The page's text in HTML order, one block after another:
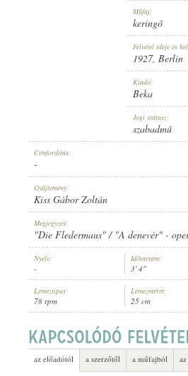
ELŐADÓ: EDITH LORAND ORCHESTER
B. 6094-II
Műfaj:
keringő
Felvétel ideje és
1927, Berlin
Kiadó:
Beka
Jogi státusz:
szabadmű
Címfordítás:
-
Gyűjtemény:
Kiss Gábor Zoltán
Megjegyzés:
"Die Fledermaus" / "A denevér" -
Nyelv:
-
Időtartam:
3' 4"
Lemeztípus:
78 rpm
Lemezméret:
25 cm
az előadótól a szerzőtől a műfajból